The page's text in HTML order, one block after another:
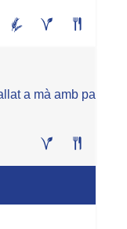
a mà amb pa